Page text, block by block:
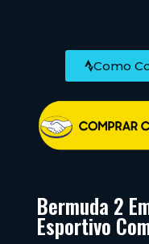
Como
Bermuda 2
Esportivo